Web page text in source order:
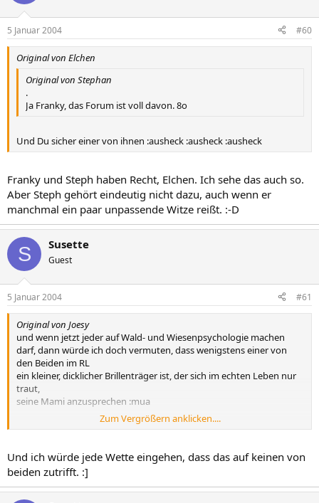
5 Januar 2004 #60
Original von Elchen
Original von Stephan
.
Ja Franky, das Forum ist voll davon. 8o
Und Du sicher einer von ihnen :ausheck :ausheck :ausheck
Franky und Steph haben Recht, Elchen. Ich sehe das auch so.
Aber Steph gehört eindeutig nicht dazu, auch wenn er
manchmal ein paar unpassende Witze reißt. :-D
S Susette
Guest
5 Januar 2004 #61
Original von Joesy
und wenn jetzt jeder auf Wald- und Wiesenpsychologie machen
darf, dann würde ich doch vermuten, dass wenigstens einer von
den Beiden im RL
ein kleiner, dicklicher Brillenträger ist, der sich im echten Leben nur
traut,
seine Mami anzusprechen :mua
Wobei ich Brillenträger sehr attraktiv finde. ;-)
Joesy
Zum Vergrößern anklicken....
Und ich würde jede Wette eingehen, dass das auf keinen von
beiden zutrifft. :]